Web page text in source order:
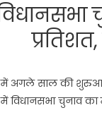
अगले साल की शुरुआत
विधानसभा चुनाव